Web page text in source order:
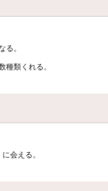
る。
種類くれる。
会える。